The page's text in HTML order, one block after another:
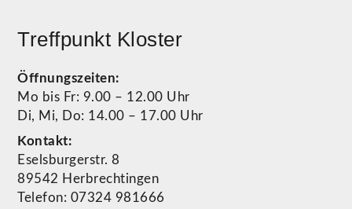
Treffpunkt Kloster
Öffnungszeiten:
Mo bis Fr: 9.00 – 12.00 Uhr
Di, Mi, Do: 14.00 – 17.00 Uhr
Kontakt:
Eselsburgerstr. 8
89542 Herbrechtingen
Telefon: 07324 981666